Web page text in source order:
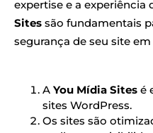
expertise e a experiência
Sites são fundamentais
segurança de seu site
A You Mídia Sites é
sites WordPress.
Os sites são